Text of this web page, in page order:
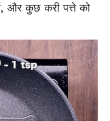
और कुछ करी पत्ते को